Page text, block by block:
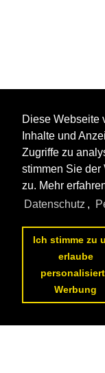
Diese Webseite
Inhalte und
Zugriffe zu
stimmen Sie der
zu. Mehr
Datenschutz ,
Ich stimme zu
erlaube
Werbung